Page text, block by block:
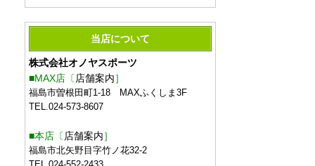
当店について
株式会社オノヤスポーツ
■MAX店〔 店舗案内］
福島市曽根田町1-18 MAXふくしま3F
TEL.024-573-8607
■本店〔 店舗案内］
福島市北矢野目字竹ノ花32-2